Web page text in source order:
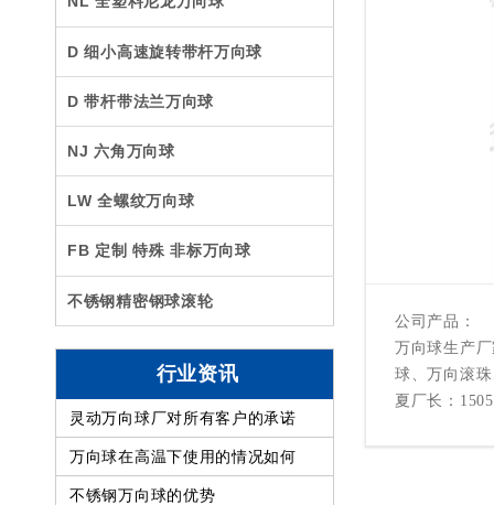
D 细小高速旋转带杆万向球
D 带杆带法兰万向球
NJ 六角万向球
LW 全螺纹万向球
FB 定制 特殊 非标万向球
不锈钢精密钢球滚轮
行业资讯
灵动万向球厂对所有客户的承诺
万向球在高温下使用的情况如何
不锈钢万向球的优势
公司产品：
万向球生产
球、万向滚
夏厂长：